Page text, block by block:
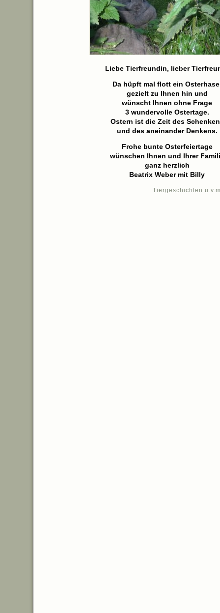
Liebe Tierfreundin, lieber
Da hüpft mal flott ein
gezielt zu Ihnen hin und
wünscht Ihnen ohne Frage
3 wundervolle Ostertage.
Ostern ist die Zeit des
und des aneinander Denkens.
Frohe bunte Osterfeiertage
wünschen Ihnen und Ihrer
ganz herzlich
Beatrix Weber mit Billy
Tiergeschichten